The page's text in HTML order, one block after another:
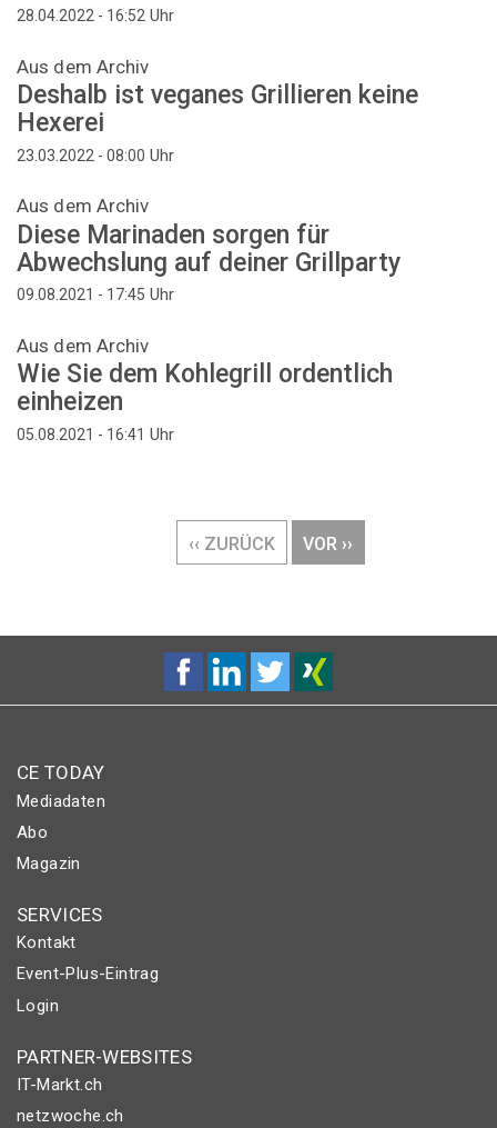
28.04.2022 - 16:52 Uhr
Aus dem Archiv
Deshalb ist veganes Grillieren keine
Hexerei
23.03.2022 - 08:00 Uhr
Aus dem Archiv
Diese Marinaden sorgen für
Abwechslung auf deiner Grillparty
09.08.2021 - 17:45 Uhr
Aus dem Archiv
Wie Sie dem Kohlegrill ordentlich
einheizen
05.08.2021 - 16:41 Uhr
VORHERIGE
SEITE
‹‹ ZURÜCK
NÄCHSTE
SEITE
VOR ››
CE TODAY
Mediadaten
Abo
Magazin
SERVICES
Kontakt
Event-Plus-Eintrag
Login
PARTNER-WEBSITES
IT-Markt.ch
netzwoche.ch